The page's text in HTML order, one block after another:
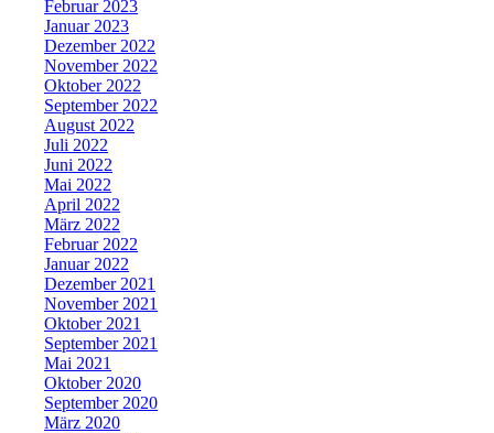
Februar 2023
Januar 2023
Dezember 2022
November 2022
Oktober 2022
September 2022
August 2022
Juli 2022
Juni 2022
Mai 2022
April 2022
März 2022
Februar 2022
Januar 2022
Dezember 2021
November 2021
Oktober 2021
September 2021
Mai 2021
Oktober 2020
September 2020
März 2020